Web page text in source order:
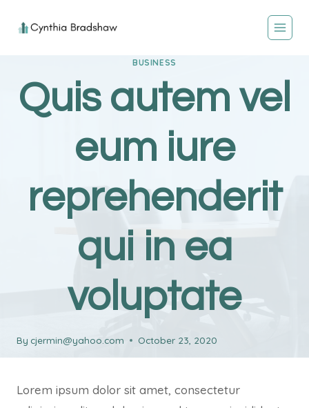
BUSINESS
Quis autem vel
eum iure
reprehenderit
qui in ea
voluptate
By cjermin@yahoo.com October 23, 2020
Lorem ipsum dolor sit amet, consectetur